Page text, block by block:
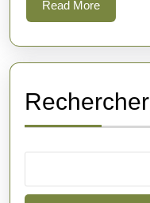
Read MoreRead
More
Rechercher